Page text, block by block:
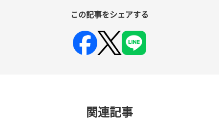
この記事をシェアする
関連記事